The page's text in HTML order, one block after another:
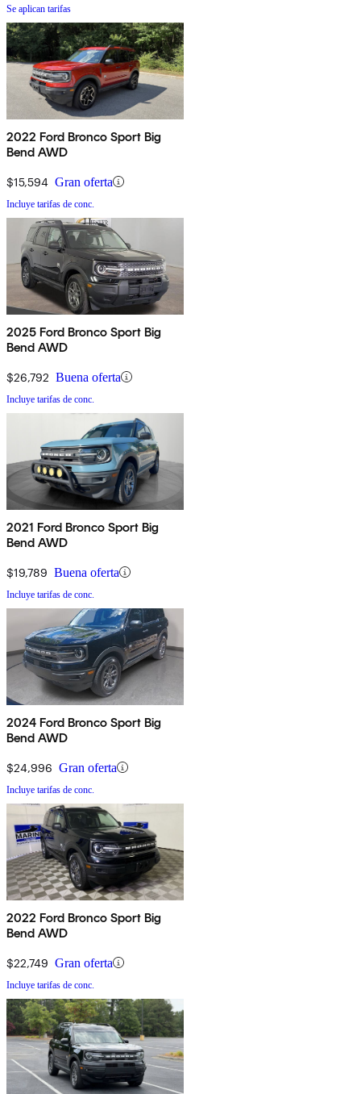
Se aplican tarifas
2022 Ford Bronco Sport Big
Bend AWD
$15,594 Gran oferta
Incluye tarifas de conc.
2025 Ford Bronco Sport Big
Bend AWD
$26,792 Buena oferta
Incluye tarifas de conc.
2021 Ford Bronco Sport Big
Bend AWD
$19,789 Buena oferta
Incluye tarifas de conc.
2024 Ford Bronco Sport Big
Bend AWD
$24,996 Gran oferta
Incluye tarifas de conc.
2022 Ford Bronco Sport Big
Bend AWD
$22,749 Gran oferta
Incluye tarifas de conc.